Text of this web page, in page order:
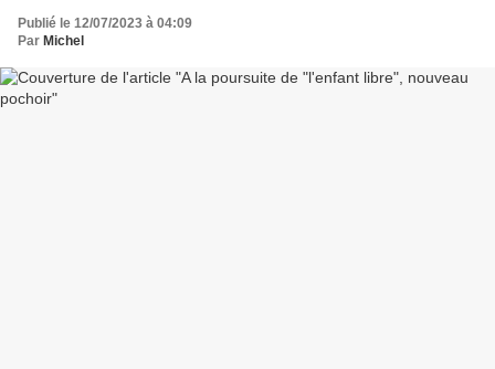
Publié le 12/07/2023 à 04:09
Par Michel